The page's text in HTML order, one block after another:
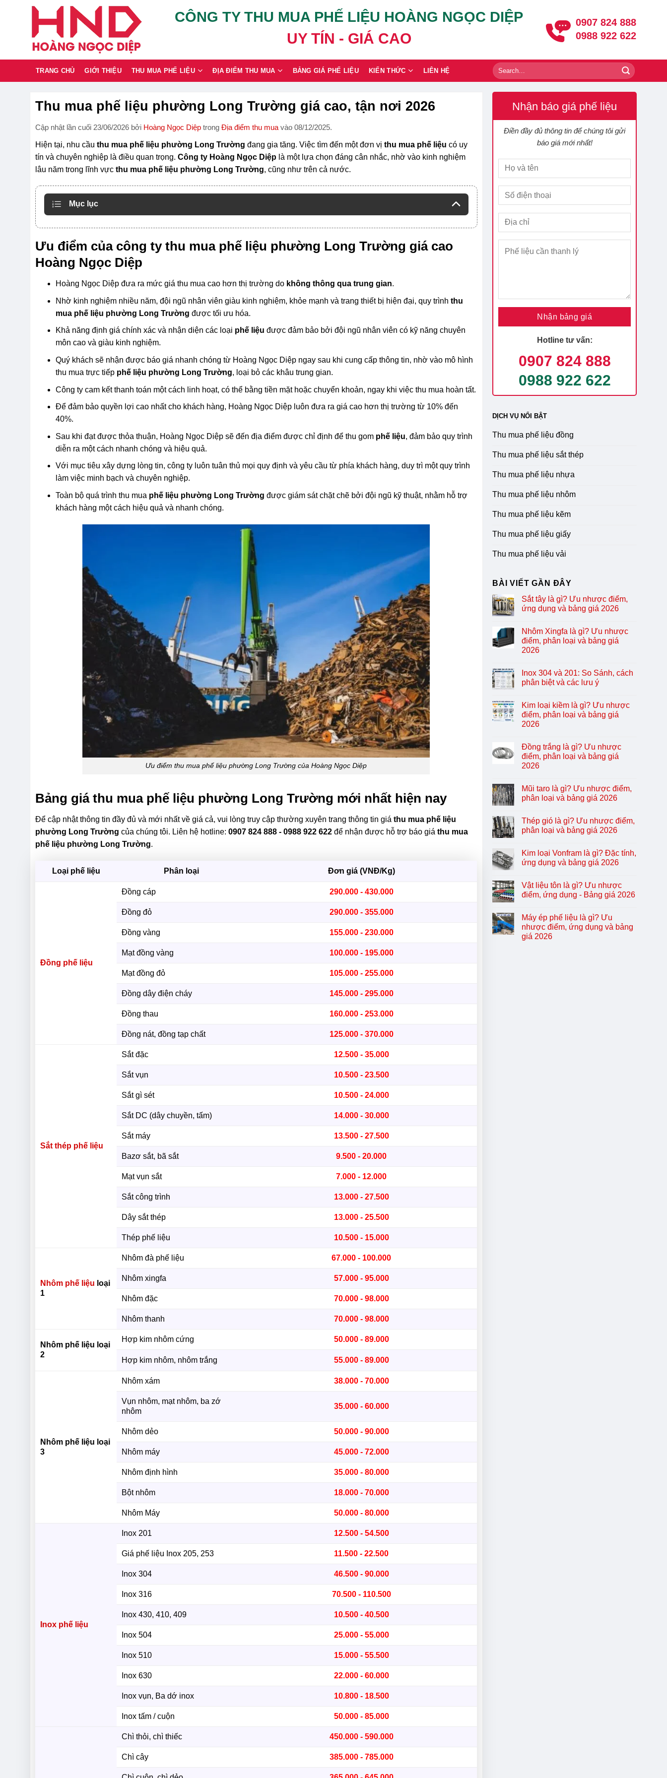
CÔNG TY THU MUA PHẾ LIỆU HOÀNG NGỌC DIỆP
UY TÍN - GIÁ CAO
0907 824 888
0988 922 622
TRANG CHỦ GIỚI THIỆU THU MUA PHẾ LIỆU ĐỊA ĐIỂM THU MUA BẢNG GIÁ PHẾ LIỆU KIẾN THỨC LIÊN HỆ
Thu mua phế liệu phường Long Trường giá cao, tận nơi 2026
Cập nhật lần cuối 23/06/2026 bởi Hoàng Ngọc Diệp trongĐịa điểm thu mua vào 08/12/2025.
Hiện tại, nhu cầuthu mua phế liệu phường Long Trường đang gia tăng. Việc tìm đến một đơn vịthu mua phế liệu có uy
tín và chuyên nghiệp là điều quan trọng.Công ty Hoàng Ngọc Diệp là một lựa chọn đáng cân nhắc, nhờ vào kinh nghiệm
lâu năm trong lĩnh vựcthu mua phế liệu phường Long Trường, cũng như trên cả nước.
Mục lục
Ưu điểm của công ty thu mua phế liệu phường Long Trường giá cao
Hoàng Ngọc Diệp
Hoàng Ngọc Diệp đưa ra mức giá thu mua cao hơn thị trường do không thông qua trung gian.
Nhờ kinh nghiệm nhiều năm, đội ngũ nhân viên giàu kinh nghiệm, khỏe mạnh và trang thiết bị hiện đại, quy trìnhthu
mua phế liệu phường Long Trường được tối ưu hóa.
Khả năng định giá chính xác và nhận diện các loại phế liệu được đảm bảo bởi đội ngũ nhân viên có kỹ năng chuyên
môn cao và giàu kinh nghiệm.
Quý khách sẽ nhận được báo giá nhanh chóng từ Hoàng Ngọc Diệp ngay sau khi cung cấp thông tin, nhờ vào mô hình
thu mua trực tiếp phế liệu phường Long Trường, loại bỏ các khâu trung gian.
Công ty cam kết thanh toán một cách linh hoạt, có thể bằng tiền mặt hoặc chuyển khoản, ngay khi việc thu mua hoàn tất.
Để đảm bảo quyền lợi cao nhất cho khách hàng, Hoàng Ngọc Diệp luôn đưa ra giá cao hơn thị trường từ 10% đến
40%.
Sau khi đạt được thỏa thuận, Hoàng Ngọc Diệp sẽ đến địa điểm được chỉ định để thu gom phế liệu, đảm bảo quy trình
diễn ra một cách nhanh chóng và hiệu quả.
Với mục tiêu xây dựng lòng tin, công ty luôn tuân thủ mọi quy định và yêu cầu từ phía khách hàng, duy trì một quy trình
làm việc minh bạch và chuyên nghiệp.
Toàn bộ quá trình thu mua phế liệu phường Long Trường được giám sát chặt chẽ bởi đội ngũ kỹ thuật, nhằm hỗ trợ
khách hàng một cách hiệu quả và nhanh chóng.
Ưu điểm thu mua phế liệu phường Long Trường của Hoàng Ngọc Diệp
Bảng giá thu mua phế liệu phường Long Trường mới nhất hiện nay
Để cập nhật thông tin đầy đủ và mới nhất về giá cả, vui lòng truy cập thường xuyên trang thông tin giáthu mua phế liệu
phường Long Trường của chúng tôi. Liên hệ hotline:0907 824 888 - 0988 922 622 để nhận được hỗ trợ báo giáthu mua
phế liệu phường Long Trường.
Loại phế liệu Phân loại Đơn giá (VNĐ/Kg)
Đồng phế liệu
Đồng cáp 290.000 - 430.000
Đồng đỏ 290.000 - 355.000
Đồng vàng 155.000 - 230.000
Mạt đồng vàng 100.000 - 195.000
Mạt đồng đỏ 105.000 - 255.000
Đồng dây điện cháy 145.000 - 295.000
Đồng thau 160.000 - 253.000
Đồng nát, đồng tạp chất 125.000 - 370.000
Sắt thép phế liệu
Sắt đặc 12.500 - 35.000
Sắt vụn 10.500 - 23.500
Sắt gì sét 10.500 - 24.000
Sắt DC (dây chuyền, tấm) 14.000 - 30.000
Sắt máy 13.500 - 27.500
Bazơ sắt, bã sắt 9.500 - 20.000
Mạt vụn sắt 7.000 - 12.000
Sắt công trình 13.000 - 27.500
Dây sắt thép 13.000 - 25.500
Thép phế liệu 10.500 - 15.000
Nhôm phế liệu loại
1
Nhôm đà phế liệu 67.000 - 100.000
Nhôm xingfa 57.000 - 95.000
Nhôm đặc 70.000 - 98.000
Nhôm thanh 70.000 - 98.000
Nhôm phế liệu loại
2
Hợp kim nhôm cứng 50.000 - 89.000
Hợp kim nhôm, nhôm trắng 55.000 - 89.000
Nhôm phế liệu loại
3
Nhôm xám 38.000 - 70.000
Vụn nhôm, mạt nhôm, ba zớ
nhôm
35.000 - 60.000
Nhôm dẻo 50.000 - 90.000
Nhôm máy 45.000 - 72.000
Nhôm định hình 35.000 - 80.000
Bột nhôm 18.000 - 70.000
Nhôm Máy 50.000 - 80.000
Inox phế liệu
Inox 201 12.500 - 54.500
Giá phế liệu Inox 205, 253 11.500 - 22.500
Inox 304 46.500 - 90.000
Inox 316 70.500 - 110.500
Inox 430, 410, 409 10.500 - 40.500
Inox 504 25.000 - 55.000
Inox 510 15.000 - 55.500
Inox 630 22.000 - 60.000
Inox vụn, Ba dớ inox 10.800 - 18.500
Inox tấm / cuộn 50.000 - 85.000
Chì thỏi, chì thiếc 450.000 - 590.000
Chì cây 385.000 - 785.000
Nhận báo giá phế liệu
Điền đầy đủ thông tin để chúng tôi gửi
báo giá mới nhất!
Hotline tư vấn:
0907 824 888
0988 922 622
DỊCH VỤ NỔI BẬT
Thu mua phế liệu đồng
Thu mua phế liệu sắt thép
Thu mua phế liệu nhựa
Thu mua phế liệu nhôm
Thu mua phế liệu kẽm
Thu mua phế liệu giấy
Thu mua phế liệu vải
BÀI VIẾT GẦN ĐÂY
Sắt tây là gì? Ưu nhược điểm,
ứng dụng và bảng giá 2026
Nhôm Xingfa là gì? Ưu nhược
điểm, phân loại và bảng giá
2026
Inox 304 và 201: So Sánh, cách
phân biệt và các lưu ý
Kim loại kiềm là gì? Ưu nhược
điểm, phân loại và bảng giá
2026
Đồng trắng là gì? Ưu nhược
điểm, phân loại và bảng giá
2026
Mũi taro là gì? Ưu nhược điểm,
phân loại và bảng giá 2026
Thép gió là gì? Ưu nhược điểm,
phân loại và bảng giá 2026
Kim loại Vonfram là gì? Đặc tính,
ứng dụng và bảng giá 2026
Vật liệu tôn là gì? Ưu nhược
điểm, ứng dụng - Bảng giá 2026
Máy ép phế liệu là gì? Ưu
nhược điểm, ứng dụng và bảng
giá 2026